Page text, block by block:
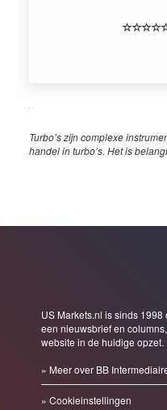
Turbo’s zijn complexe
handel in turbo’s. Het is
US Markets.nl is sinds
een nieuwsbrief en
website in de huidige opzet.
» Meer over BB
» Cookieinstellingen